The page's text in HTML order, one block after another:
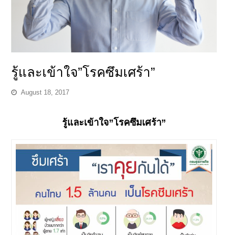
รู้และเข้าใจ”โรคซึมเศร้า”
August 18, 2017
รู้และเข้าใจ”โรคซึมเศร้า”